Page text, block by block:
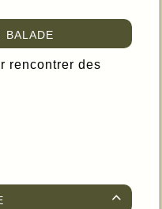
balade
rencontrer des
